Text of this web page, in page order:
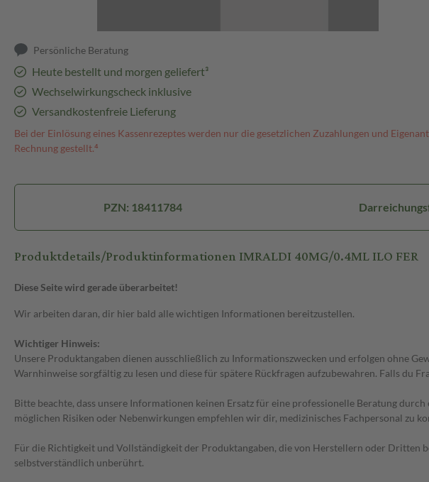
Persönliche Beratung
Heute bestellt und morgen geliefert³
Wechselwirkungscheck inklusive
Versandkostenfreie Lieferung
Bei der Einlösung eines Kassenrezeptes werden nur die gesetzlichen Zuzahlungen und
Rechnung gestellt.⁴
PZN: 18411784
Produktdetails/Produktinformationen IMRALDI 40MG/0.4ML ILO FER
Diese Seite wird gerade überarbeitet!
Wir arbeiten daran, dir hier bald alle wichtigen Informationen bereitzustellen.
Wichtiger Hinweis:
Unsere Produktangaben dienen ausschließlich zu Informationszwecken und erfolgen ohne
Warnhinweise sorgfältig zu lesen und diese für spätere Rückfragen aufzubewahren. Falls du
Bitte beachte, dass unsere Informationen keinen Ersatz für eine professionelle Beratung
möglichen Risiken oder Nebenwirkungen empfehlen wir dir, medizinisches Fachpersonal zu
Für die Richtigkeit und Vollständigkeit der Produktangaben, die von Herstellern oder Dritten
selbstverständlich unberührt.